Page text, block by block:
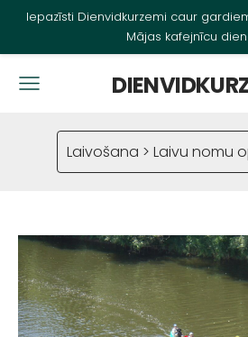
Iepazīsti Dienvidkurzemi caur
Mājas kafejnīcu
Laivošana > Laivu nomu